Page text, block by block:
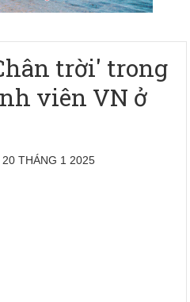
trời' trong
viên VN ở
THÁNG 1 2025